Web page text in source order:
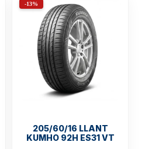
-13%
205/60/16 LLANT
KUMHO 92H ES31 VT